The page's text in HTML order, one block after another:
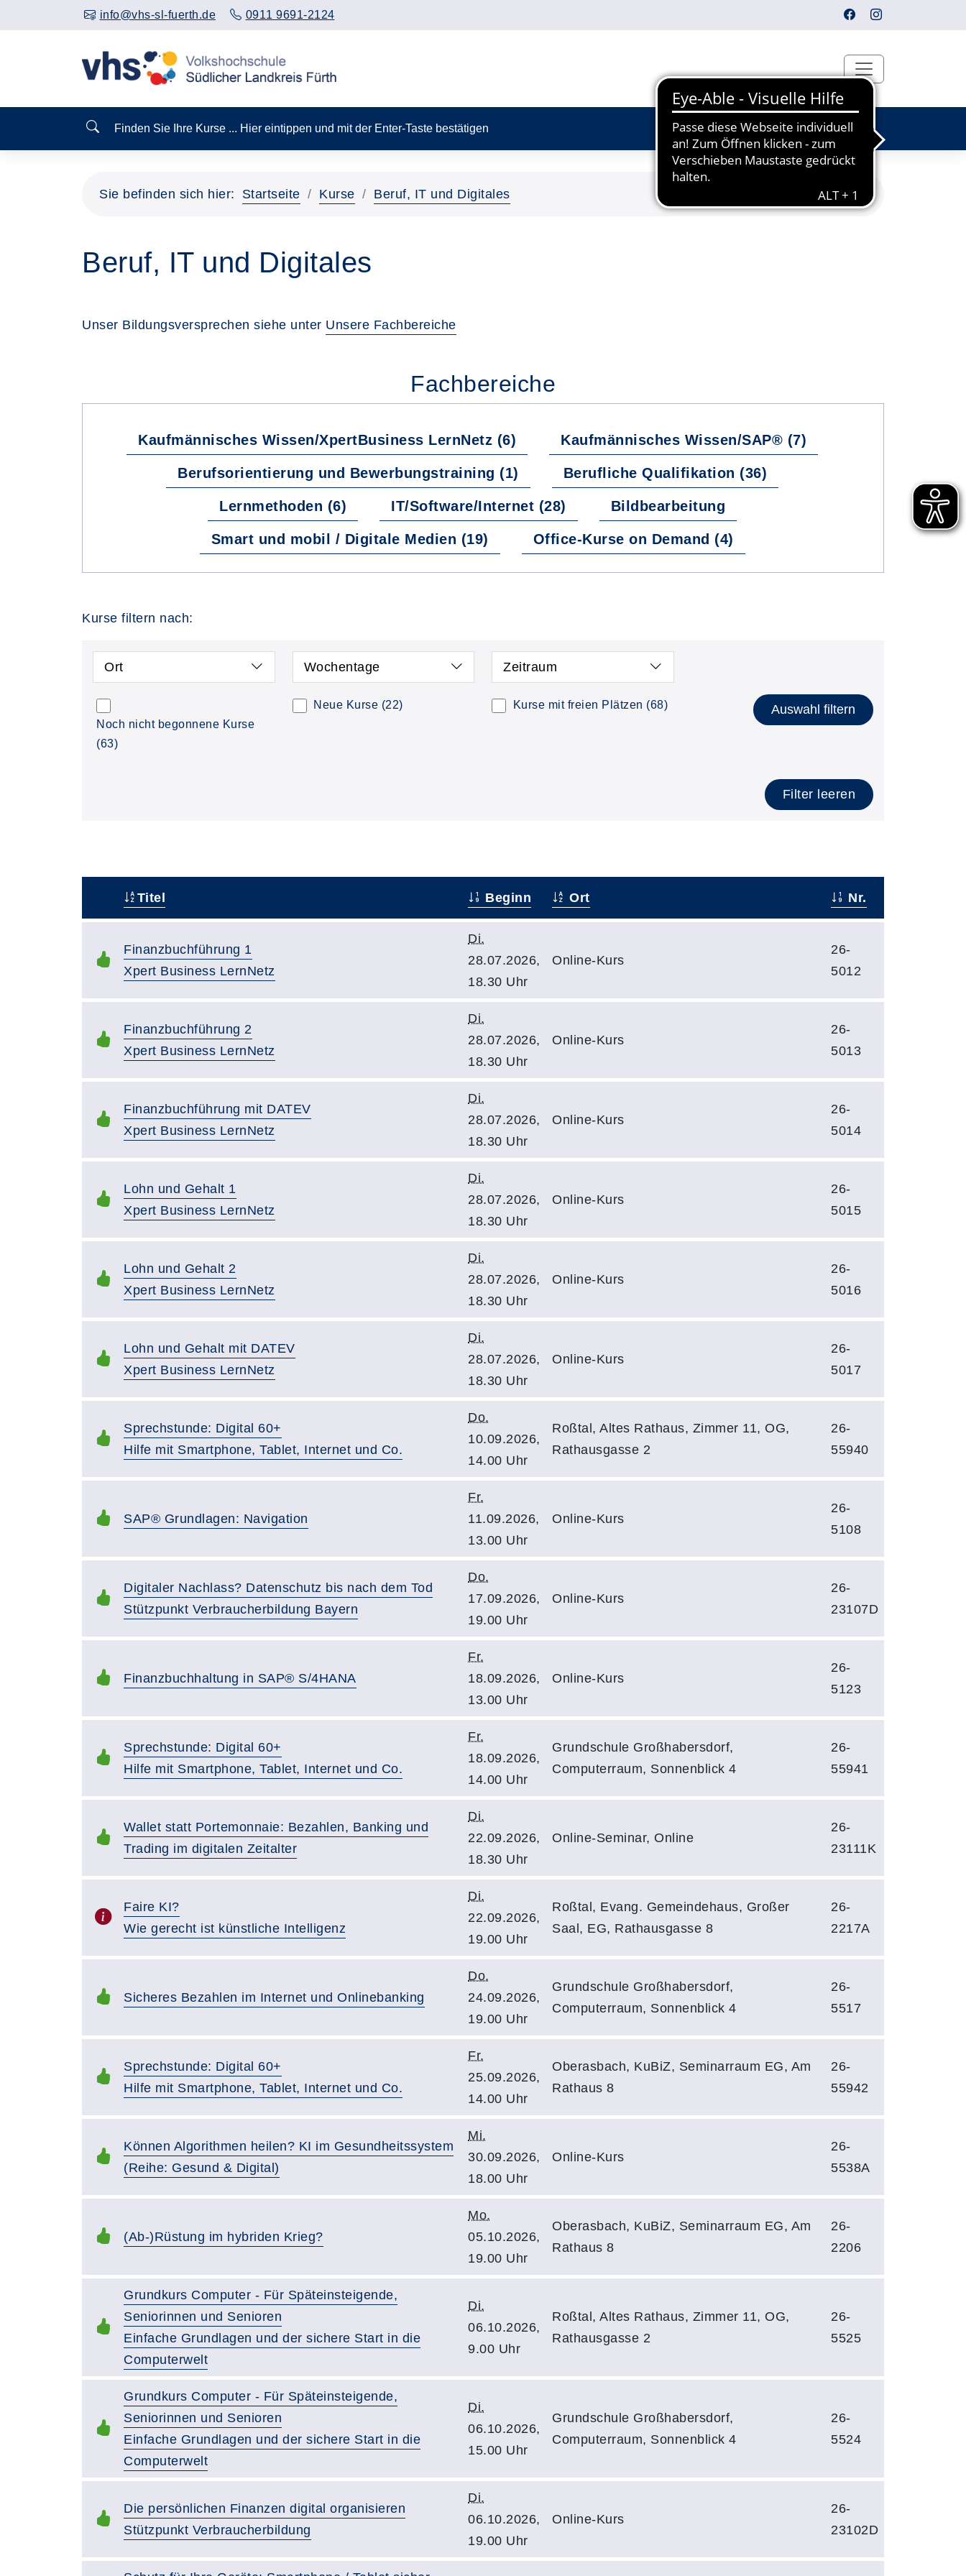
info@vhs-sl-fuerth.de 0911 9691-2124
Finden Sie Ihre Kurse ... Hier eintippen und mit der Enter-Taste bestätigen
Sie befinden sich hier: Startseite Kurse Beruf, IT und Digitales
Beruf, IT und Digitales
Unser Bildungsversprechen siehe unter Unsere Fachbereiche
Fachbereiche
Kaufmännisches Wissen/XpertBusiness LernNetz (6) Kaufmännisches Wissen/SAP® (7)
Berufsorientierung und Bewerbungstraining (1) Berufliche Qualifikation (36)
Lernmethoden (6) IT/Software/Internet (28) Bildbearbeitung
Smart und mobil / Digitale Medien (19) Office-Kurse on Demand (4)
Kurse filtern nach:
Ort Wochentage Zeitraum
Noch nicht begonnene Kurse
(63)
Neue Kurse (22) Kurse mit freien Plätzen (68) Auswahl filtern
Filter leeren
Titel Beginn Ort Nr.
Finanzbuchführung 1
Xpert Business LernNetz
Di.
28.07.2026,
18.30 Uhr
Online-Kurs
26-
5012
Finanzbuchführung 2
Xpert Business LernNetz
Di.
28.07.2026,
18.30 Uhr
Online-Kurs
26-
5013
Finanzbuchführung mit DATEV
Xpert Business LernNetz
Di.
28.07.2026,
18.30 Uhr
Online-Kurs
26-
5014
Lohn und Gehalt 1
Xpert Business LernNetz
Di.
28.07.2026,
18.30 Uhr
Online-Kurs
26-
5015
Lohn und Gehalt 2
Xpert Business LernNetz
Di.
28.07.2026,
18.30 Uhr
Online-Kurs
26-
5016
Lohn und Gehalt mit DATEV
Xpert Business LernNetz
Di.
28.07.2026,
18.30 Uhr
Online-Kurs
26-
5017
Sprechstunde: Digital 60+
Hilfe mit Smartphone, Tablet, Internet und Co.
Do.
10.09.2026,
14.00 Uhr
Roßtal, Altes Rathaus, Zimmer 11, OG,
Rathausgasse 2
26-
55940
SAP® Grundlagen: Navigation
Fr.
11.09.2026,
13.00 Uhr
Online-Kurs
26-
5108
Digitaler Nachlass? Datenschutz bis nach dem Tod
Stützpunkt Verbraucherbildung Bayern
Do.
17.09.2026,
19.00 Uhr
Online-Kurs
26-
23107D
Finanzbuchhaltung in SAP® S/4HANA
Fr.
18.09.2026,
13.00 Uhr
Online-Kurs
26-
5123
Sprechstunde: Digital 60+
Hilfe mit Smartphone, Tablet, Internet und Co.
Fr.
18.09.2026,
14.00 Uhr
Grundschule Großhabersdorf,
Computerraum, Sonnenblick 4
26-
55941
Wallet statt Portemonnaie: Bezahlen, Banking und
Trading im digitalen Zeitalter
Di.
22.09.2026,
18.30 Uhr
Online-Seminar, Online
26-
23111K
Faire KI?
Wie gerecht ist künstliche Intelligenz
Di.
22.09.2026,
19.00 Uhr
Roßtal, Evang. Gemeindehaus, Großer
Saal, EG, Rathausgasse 8
26-
2217A
Sicheres Bezahlen im Internet und Onlinebanking
Do.
24.09.2026,
19.00 Uhr
Grundschule Großhabersdorf,
Computerraum, Sonnenblick 4
26-
5517
Sprechstunde: Digital 60+
Hilfe mit Smartphone, Tablet, Internet und Co.
Fr.
25.09.2026,
14.00 Uhr
Oberasbach, KuBiZ, Seminarraum EG, Am
Rathaus 8
26-
55942
Können Algorithmen heilen? KI im Gesundheitssystem
(Reihe: Gesund & Digital)
Mi.
30.09.2026,
18.00 Uhr
Online-Kurs
26-
5538A
(Ab-)Rüstung im hybriden Krieg?
Mo.
05.10.2026,
19.00 Uhr
Oberasbach, KuBiZ, Seminarraum EG, Am
Rathaus 8
26-
2206
Grundkurs Computer - Für Späteinsteigende,
Seniorinnen und Senioren
Einfache Grundlagen und der sichere Start in die
Computerwelt
Di.
06.10.2026,
9.00 Uhr
Roßtal, Altes Rathaus, Zimmer 11, OG,
Rathausgasse 2
26-
5525
Grundkurs Computer - Für Späteinsteigende,
Seniorinnen und Senioren
Einfache Grundlagen und der sichere Start in die
Computerwelt
Di.
06.10.2026,
15.00 Uhr
Grundschule Großhabersdorf,
Computerraum, Sonnenblick 4
26-
5524
Die persönlichen Finanzen digital organisieren
Stützpunkt Verbraucherbildung
Di.
06.10.2026,
19.00 Uhr
Online-Kurs
26-
23102D